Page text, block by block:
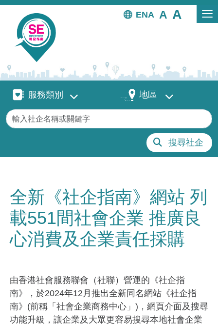
移至主內容
EN
服務類別服務類別 地區 地區
關鍵字
搜尋社企
全新《社企指南》網站 列
載551間社會企業 推廣良
心消費及企業責任採購
由香港社會服務聯會（社聯）營運的《社企指
南》，於2024年12月推出全新同名網站《社企指
南》(前稱「社會企業商務中心」)，網頁介面及搜尋
功能升級，讓企業及大眾更容易搜尋本地社會企業